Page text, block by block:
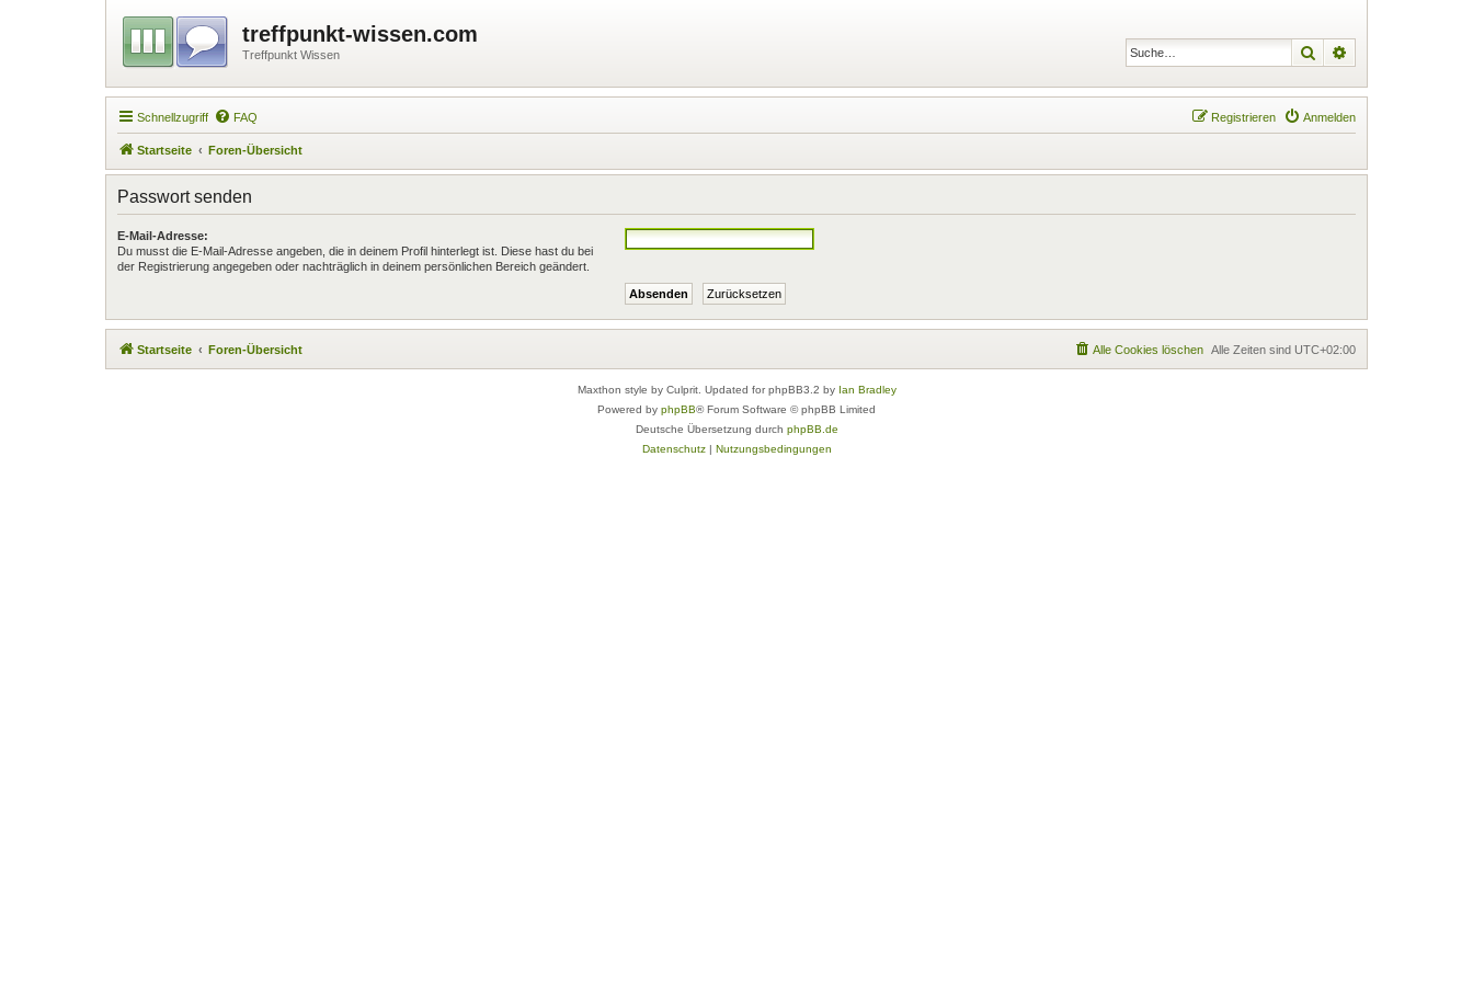
treffpunkt-wissen.com
Treffpunkt Wissen Suche
Schnellzugriff FAQ Anmelden
Registrieren
Startseite Foren-Übersicht
Passwort senden
E-Mail-Adresse:
Du musst die E-Mail-Adresse angeben, die in deinem Profil hinterlegt ist. Diese hast du bei
der Registrierung angegeben oder nachträglich in deinem persönlichen Bereich geändert.
Startseite Foren-Übersicht Alle Zeiten sind UTC+02:00
Alle Cookies löschen
Maxthon style by Culprit. Updated for phpBB3.2 by Ian Bradley
Powered by phpBB® Forum Software © phpBB Limited
Deutsche Übersetzung durch phpBB.de
Datenschutz| Nutzungsbedingungen